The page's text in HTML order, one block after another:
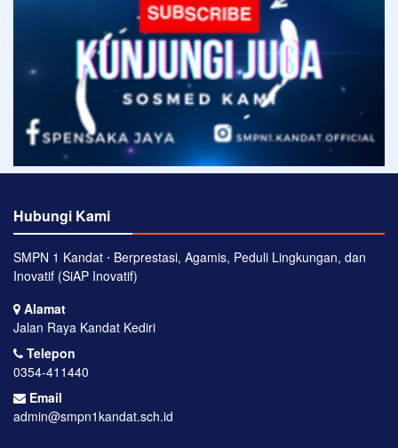
Hubungi Kami
SMPN 1 Kandat ⋅ Berprestasi, Agamis, Peduli Lingkungan, dan
Inovatif (SiAP Inovatif)
Alamat
Jalan Raya Kandat Kediri
Telepon
0354-411440
Email
admin@smpn1kandat.sch.id